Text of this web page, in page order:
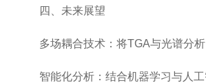
四、未来展望
多场耦合技术：将TGA与光谱分析
智能化分析：结合机器学习与人工